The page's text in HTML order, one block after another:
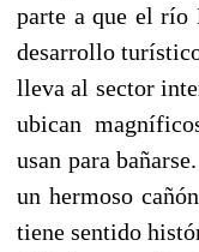
parte a que el río
desarrollo
lleva al sector
ubican
usan para
un hermoso
tiene sentido